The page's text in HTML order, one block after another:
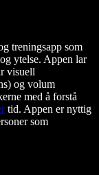
treningsapp som
ytelse. Appen lar
visuell
og volum
med å forstå
tid. Appen er nyttig
som